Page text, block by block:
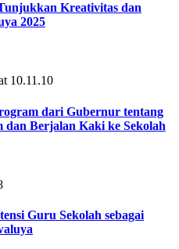
Kreativitas dan
2025
dari Gubernur tentang
dan Berjalan Kaki ke Sekolah
Guru Sekolah sebagai